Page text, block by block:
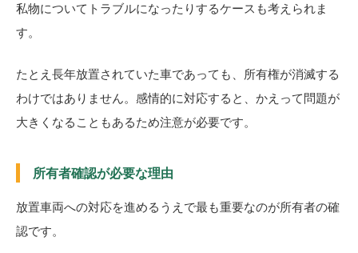
私物についてトラブルになったりするケースも考えられま
す。
たとえ長年放置されていた車であっても、所有権が消滅する
わけではありません。感情的に対応すると、かえって問題が
大きくなることもあるため注意が必要です。
所有者確認が必要な理由
放置車両への対応を進めるうえで最も重要なのが所有者の確
認です。